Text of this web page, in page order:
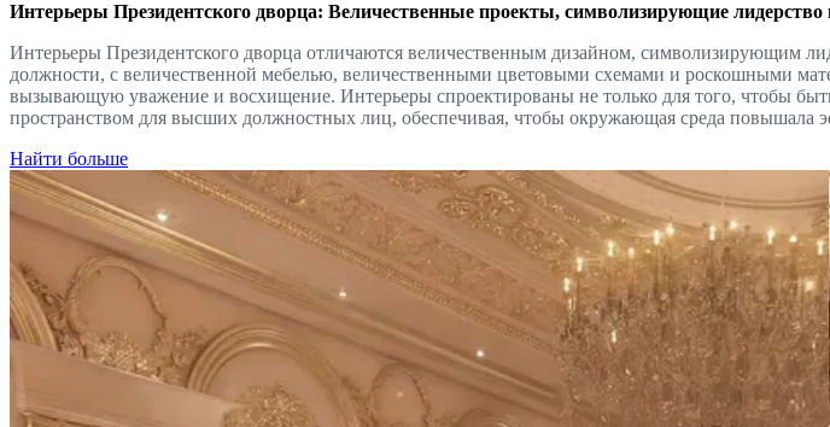
Интерьеры Президентского дворца: Величественные проекты, символизирующие лидерство
Интерьеры Президентского дворца отличаются величественным дизайном, символизирующим
должности, с величественной мебелью, величественными цветовыми схемами и роскошными
вызывающую уважение и восхищение. Интерьеры спроектированы не только для того, чтобы
пространством для высших должностных лиц, обеспечивая, чтобы окружающая среда повышала
Найти больше